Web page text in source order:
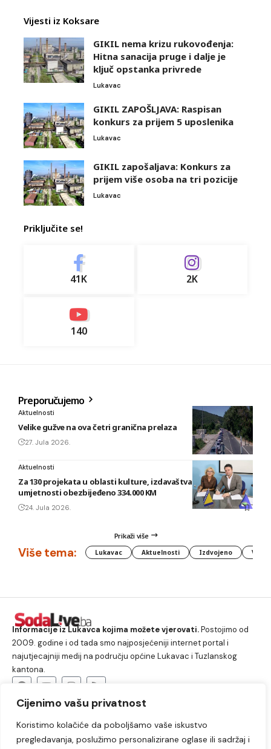
Cijenimo vašu privatnost
Koristimo kolačiće da poboljšamo vaše iskustvo
pregledavanja, poslužimo personalizirane oglase ili sadržaj i
Vijesti iz Koksare
GIKIL nema krizu rukovođenja:
Hitna sanacija pruge i dalje je
ključ opstanka privrede
Lukavac
GIKIL ZAPOŠLJAVA: Raspisan
konkurs za prijem 5 uposlenika
Lukavac
GIKIL zapošaljava: Konkurs za
prijem više osoba na tri pozicije
Lukavac
Priključite se!
41K 2K
140
Preporučujemo
Aktuelnosti
Velike gužve na ova četri granična prelaza
27. Jula 2026.
Aktuelnosti
Za 130 projekata u oblasti kulture, izdavaštva i filmske
umjetnosti obezbijeđeno 334.000 KM
24. Jula 2026.
Prikaži više
Više tema: Lukavac Aktuelnosti Izdvojeno
Informacije iz Lukavca kojima možete vjerovati.Postojimo od
2009. godine i od tada smo najposjećeniji internet portal i
najutjecajniji medij na području općine Lukavac i Tuzlanskog
kantona.
Lukavac Društvo Crna hronika
Sport
Kultura
Kolumne Slobodno vrijeme